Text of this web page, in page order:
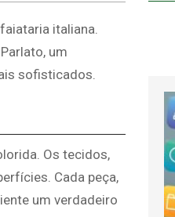
italiana.
um
sofisticados.
Os tecidos,
Cada peça,
um verdadeiro